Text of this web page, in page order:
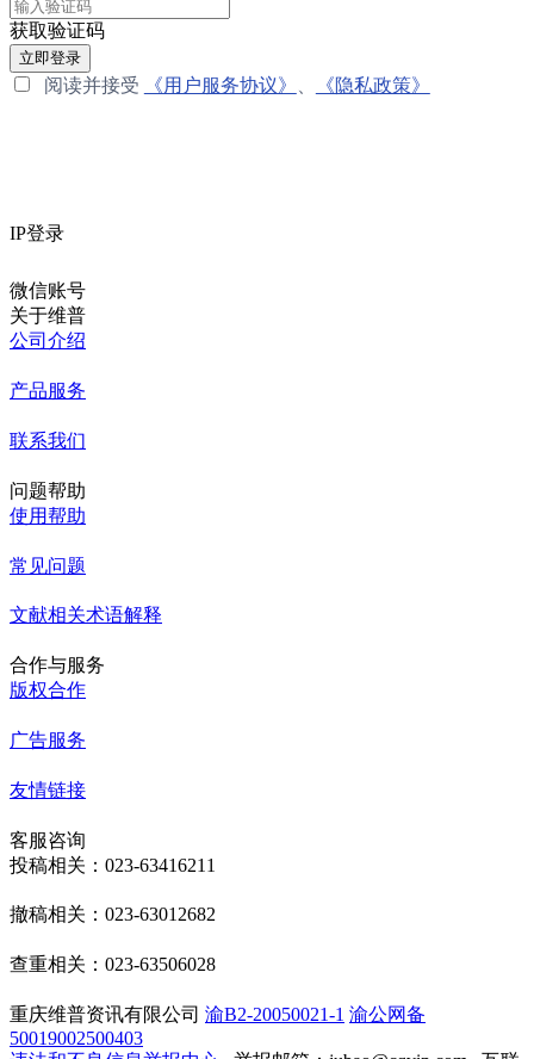
获取验证码
立即登录
阅读并接受 《用户服务协议》 《隐私政策》
IP登录
微信账号
关于维普
公司介绍
产品服务
联系我们
问题帮助
使用帮助
常见问题
文献相关术语解释
合作与服务
版权合作
广告服务
友情链接
客服咨询
投稿相关：023-63416211
撤稿相关：023-63012682
查重相关：023-63506028
重庆维普资讯有限公司 渝B2-20050021-1 渝公网备
50019002500403